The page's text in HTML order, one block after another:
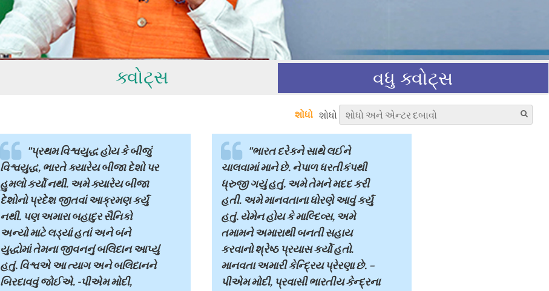
ક્વોટ્સ વધુ ક્વોટ્સ
શોધો શોધો
"પ્રથમ વિશ્વયુદ્ધ હોય કે બીજું
વિશ્વયુદ્ધ, ભારતે ક્યારેય બીજા દેશો પર
હુમલો કર્યો નથી. અમે ક્યારેય બીજા
દેશોનો પ્રદેશ જીતવાં આક્રમણ કર્યું
નથી. પણ અમારા બહાદુર સૈનિકો
અન્યો માટે લડ્યાં હતાં અને બંને
યુદ્ધોમાં તેમના જીવનનું બલિદાન આપ્યું
હતું. વિશ્વએ આ ત્યાગ અને બલિદાનને
બિરદાવવું જોઈએ. -પીએમ મોદી,
"ભારત દરેકને સાથે લઈને
ચાલવામાં માને છે. નેપાળ ધરતીકંપથી
ધ્રુજી ગયું હતું. અમે તેમને મદદ કરી
હતી. અમે માનવતાના ધોરણે આવું કર્યું
હતું. યેમેન હોય કે માલ્દિવ્સ, અમે
તમામને અમારાથી બનતી સહાય
કરવાનો શ્રેષ્ઠ પ્રયાસ કર્યો હતો.
માનવતા અમારી કેન્દ્રિય પ્રેરણા છે. –
પીએમ મોદી, પ્રવાસી ભારતીય કેન્દ્રના